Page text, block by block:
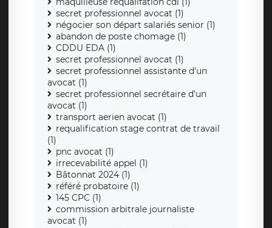
secret professionnel avocat (1)
négocier son départ salariés senior (1)
abandon de poste chomage (1)
CDDU EDA (1)
secret professionnel avocat (1)
secret professionnel assistante d'un
avocat (1)
secret professionnel secrétaire d'un
avocat (1)
transport aerien avocat (1)
requalification stage contrat de travail
(1)
pnc avocat (1)
irrecevabilité appel (1)
Bâtonnat 2024 (1)
référé probatoire (1)
145 CPC (1)
commission arbitrale journaliste
avocat (1)